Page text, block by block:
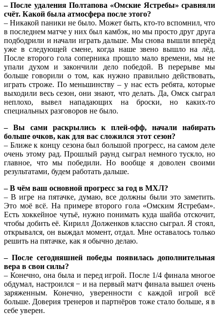
– После удаления Полтапова «Омские Ястребы» сравняли
счёт. Какой была атмосфера после этого?
– Никакой паники не было. Может быть, кто-то вспомнил, что
в последнем матче у них был камбэк, но мы просто друг друга
подбодрили и начали играть дальше. Мы снова вышли вперёд
уже в следующей смене, когда наше звено вышло на лёд.
После второго гола соперника прошло мало времени, мы не
упали духом и закончили дело победой. В перерыве мы
больше говорили о том, как нужно правильно действовать,
играть строже. По меньшинству – у нас есть ребята, которые
выходили весь сезон, они знают, что делать. Да, Омск сыграл
неплохо, вывел нападающих на броски, но каких-то
специальных разговоров не было.
– Вы сами раскрылись к плей-офф, начали набирать
больше очков, как для вас сложился этот сезон?
– Ближе к концу сезона был большой прогресс, на самом деле
очень этому рад. Прошлый раунд сыграл немного тускло, но
главное, что мы победили. Но вообще я доволен своими
результатами, будем работать дальше.
– В чём ваш основной прогресс за год в МХЛ?
– В игре на пятачке, думаю, все должны были это заметить.
Это моё всё. На примере второго гола «Омским Ястребам».
Есть хоккейное чутьё, нужно понимать куда шайба отскочит,
чтобы добить её. Кирилл Долженков классно сыграл. Я стоял,
открывался, он выждал момент, отдал. Мне оставалось только
решить на пятачке, как я обычно делаю.
– После сегодняшней победы появилась дополнительная
вера в свои силы?
– Конечно, она была и перед игрой. После 1/4 финала многое
обдумал, настроился − и на первый матч финала вышел очень
заряженным. Конечно, уверенности с каждой игрой всё
больше. Доверия тренеров и партнёров тоже стало больше, я в
себе уверен.